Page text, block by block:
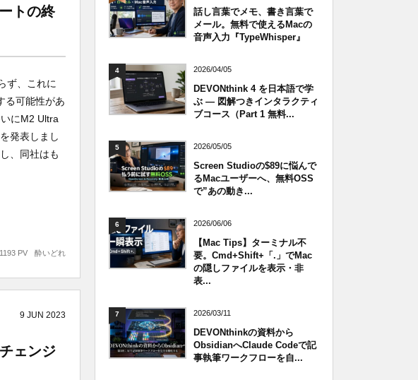
トの終
ず、これに
る可能性があ
にM2 Ultra
発表しまし
、同社はも
酔いどれ
1193 PV
9 JUN 2023
ェンジ
話し言葉でメモ、書き言葉で
メール。無料で使えるMacの
音声入力『TypeWhisper』
4 2026/04/05
DEVONthink 4 を日本語で学
ぶ — 図解つきインタラクティ
ブコース（Part 1 無料...
5 2026/05/05
Screen Studioの$89に悩んで
るMacユーザーへ、無料OSS
で”あの動き...
6 2026/06/06
【Mac Tips】ターミナル不
要。Cmd+Shift+「.」でMac
の隠しファイルを表示・非
表...
7 2026/03/11
DEVONthinkの資料から
ObsidianへClaude Codeで記
事執筆ワークフローを自...